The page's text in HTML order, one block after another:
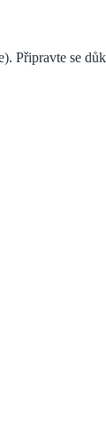
Připravte se